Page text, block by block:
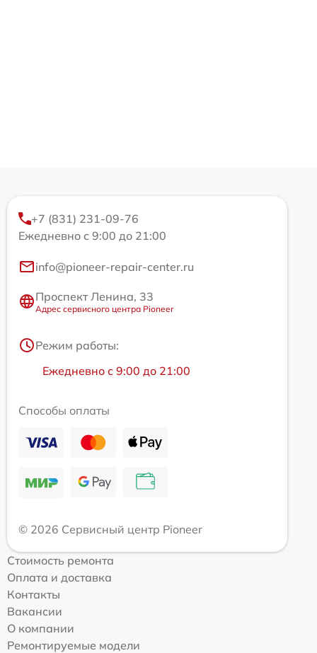
+7 (831) 231-09-76
Ежедневно с 9:00 до 21:00
info@pioneer-repair-center.ru
Проспект Ленина, 33
Адрес сервисного центра Pioneer
Режим работы:
Ежедневно с 9:00 до 21:00
Способы оплаты
© 2026 Сервисный центр Pioneer
Стоимость ремонта
Оплата и доставка
Контакты
Вакансии
О компании
Ремонтируемые модели